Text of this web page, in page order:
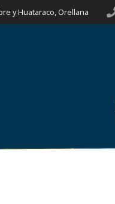
y Huataraco, Orellana